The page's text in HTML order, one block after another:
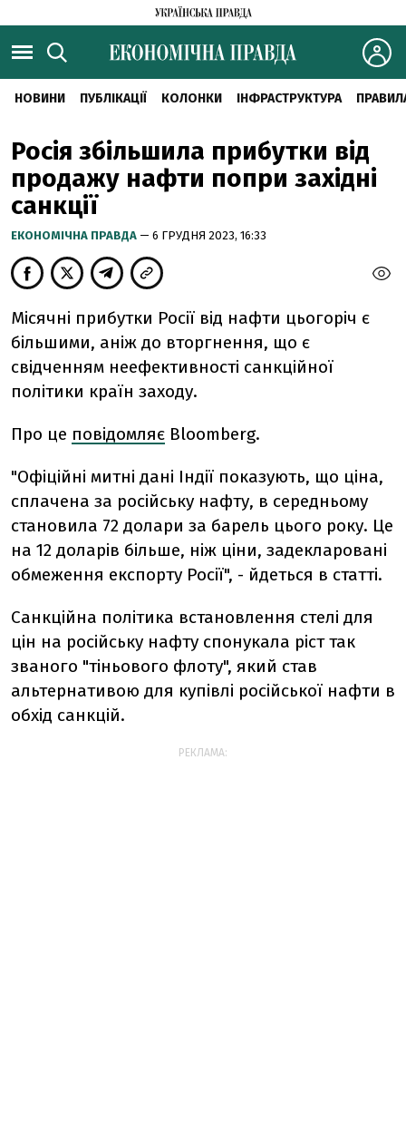
НОВИНИ ПУБЛІКАЦІЇ КОЛОНКИ ІНФРАСТРУКТУРА
Росія збільшила прибутки від
продажу нафти попри західні
санкції
ЕКОНОМІЧНА ПРАВДА — 6 ГРУДНЯ 2023, 16:33
Місячні прибутки Росії від нафти цьогоріч є
більшими, аніж до вторгнення, що є
свідченням неефективності санкційної
політики країн заходу.
Про це повідомляє Bloomberg.
"Офіційні митні дані Індії показують, що ціна,
сплачена за російську нафту, в середньому
становила 72 долари за барель цього року. Це
на 12 доларів більше, ніж ціни, задекларовані
обмеження експорту Росії", - йдеться в статті.
Санкційна політика встановлення стелі для
цін на російську нафту спонукала ріст так
званого "тіньового флоту", який став
альтернативою для купівлі російської нафти в
обхід санкцій.
РЕКЛАМА: